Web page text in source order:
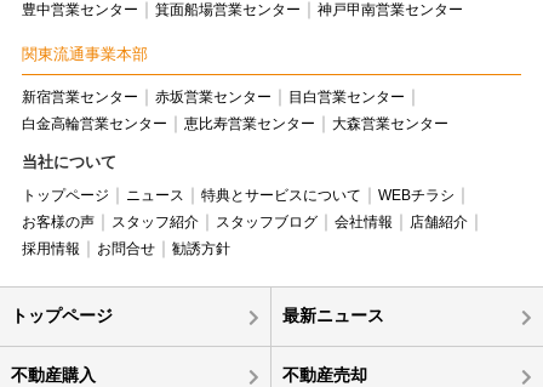
豊中営業センター
箕面船場営業センター 神戸甲南営業センター
関東流通事業本部
新宿営業センター 赤坂営業センター
目白営業センター
白金高輪営業センター
恵比寿営業センター 大森営業センター
当社について
トップページ ニュース 特典とサービスについて
WEBチラシ
お客様の声
スタッフ紹介 スタッフブログ 会社情報
店舗紹介
採用情報
お問合せ 勧誘方針
トップページ 最新ニュース
不動産購入 不動産売却